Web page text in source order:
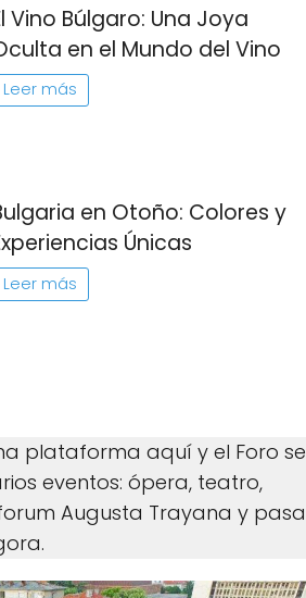
Vino Búlgaro: Una Joya
en el Mundo del Vino
Leer más
en Otoño: Colores y
Únicas
Leer más
plataforma aquí y el Foro se
eventos: ópera, teatro,
Augusta Trayana y pasa